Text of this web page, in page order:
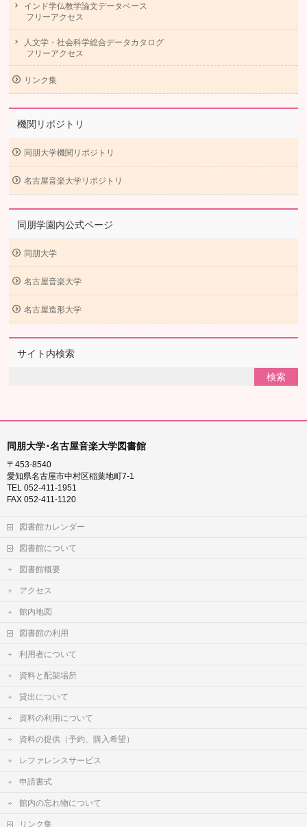
インド学仏教学論文データベース
フリーアクセス
人文学・社会科学総合データカタログ
フリーアクセス
リンク集
機関リポジトリ
同朋大学機関リポジトリ
名古屋音楽大学リポジトリ
同朋学園内公式ページ
同朋大学
名古屋音楽大学
名古屋造形大学
サイト内検索
同朋大学･名古屋音楽大学図書館
〒453-8540
愛知県名古屋市中村区稲葉地町7-1
TEL 052-411-1951
FAX 052-411-1120
図書館カレンダー
図書館について
図書館概要
アクセス
館内地図
図書館の利用
利用者について
資料と配架場所
貸出について
資料の利用について
資料の提供（予約、購入希望）
レファレンスサービス
申請書式
館内の忘れ物について
リンク集